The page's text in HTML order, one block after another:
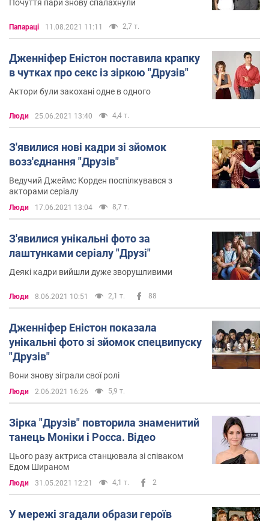
Почуття пари знову спалахнули
Папараці 11.08.2021 11:11 2,7 т.
Дженніфер Еністон поставила крапку
в чутках про секс із зіркою "Друзів"
Актори були закохані одне в одного
Люди 25.06.2021 13:40 4,4 т.
З'явилися нові кадри зі зйомок
возз'єднання "Друзів"
Ведучий Джеймс Корден поспілкувався з
акторами серіалу
Люди 17.06.2021 13:04 8,7 т.
З'явилися унікальні фото за
лаштунками серіалу "Друзі"
Деякі кадри вийшли дуже зворушливими
Люди 8.06.2021 10:51 2,1 т. 88
Дженніфер Еністон показала
унікальні фото зі зйомок спецвипуску
"Друзів"
Вони знову зіграли свої ролі
Люди 2.06.2021 16:26 5,9 т.
Зірка "Друзів" повторила знаменитий
танець Моніки і Росса. Відео
Цього разу актриса станцювала зі співаком
Едом Шираном
Люди 31.05.2021 12:21 4,1 т. 2
У мережі згадали образи героїв